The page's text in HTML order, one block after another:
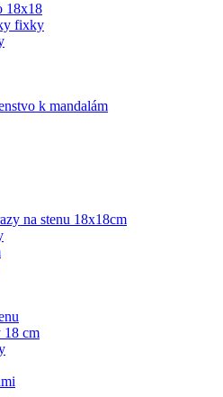
18x18
fixky
k mandalám
na stenu 18x18cm
18 cm